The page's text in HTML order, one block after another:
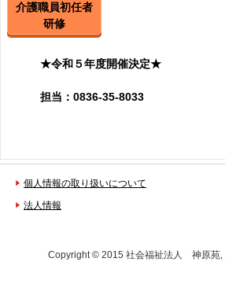
介護職員初任者
研修
★令和５年度開催決定★
担当：0836-35-8033
個人情報の取り扱いについて
法人情報
Copyright © 2015 社会福祉法人 神原苑,